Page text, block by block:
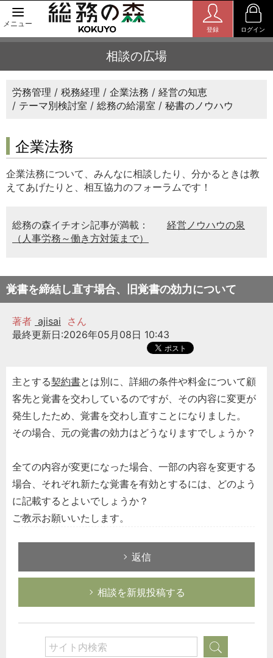
メニュー
登録 ログイン
相談の広場
労務管理 税務経理 企業法務
経営の知恵
テーマ別検討室
総務の給湯室 秘書のノウハウ
企業法務
企業法務について、みんなに相談したり、分かるときは教
えてあげたりと、相互協力のフォーラムです！
総務の森イチオシ記事が満載：
経営ノウハウの泉
（人事労務～働き方対策まで）
覚書を締結し直す場合、旧覚書の効力について
著者 ajisai
さん
最終更新日:2026年05月08日 10:43
主とする契約書とは別に、詳細の条件や料金について顧
客先と覚書を交わしているのですが、その内容に変更が
発生したため、覚書を交わし直すことになりました。
その場合、元の覚書の効力はどうなりますでしょうか？
全ての内容が変更になった場合、一部の内容を変更する
場合、それぞれ新たな覚書を有効とするには、どのよう
に記載するとよいでしょうか？
ご教示お願いいたします。
返信
相談を新規投稿する